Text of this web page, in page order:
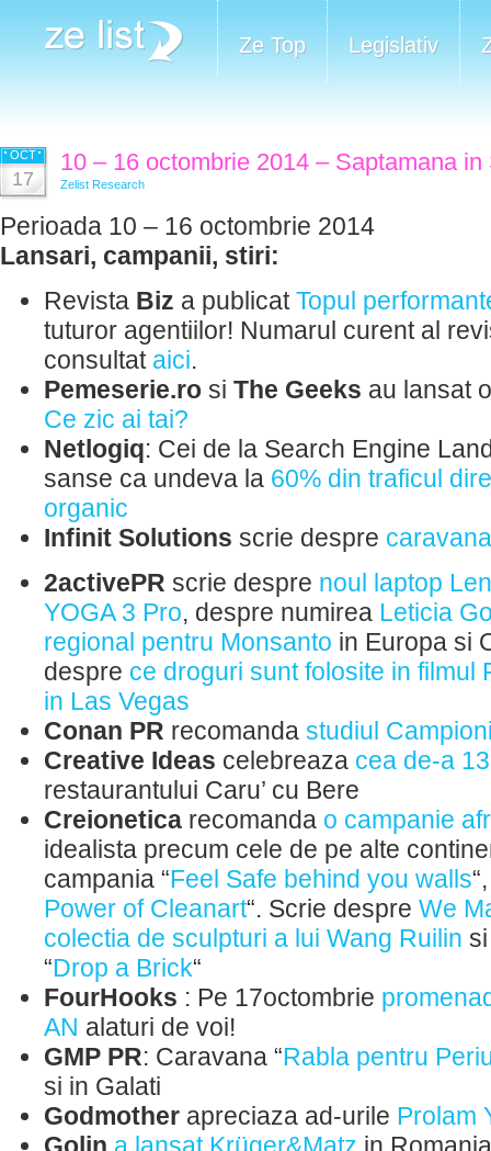
Ze Top Legislativ
OCT
17
10 – 16 octombrie 2014 – Saptamana
Zelist Research
Perioada 10 – 16 octombrie 2014
Lansari, campanii, stiri:
Revista Biz a publicatTopul
tuturor agentiilor! Numarul curent al
consultat aici.
Pemeserie.ro si The Geeks au lansat
Ce zic ai tai?
Netlogiq: Cei de la Search Engine
sanse ca undeva la 60% din traficul
organic
Infinit Solutions scrie despre
2activePR scrie despre noul laptop
YOGA 3 Pro, despre numirea Leticia
regional pentru Monsanto in Europa si
despre ce droguri sunt folosite in filmul
in Las Vegas
Conan PR recomanda studiul
Creative Ideas celebreaza cea de-a
restaurantului Caru’ cu Bere
Creionetica recomanda o campanie
idealista precum cele de pe alte
campania “Feel Safe behind you walls
Power of Cleanart“. Scrie despre We
colectia de sculpturi a lui Wang Ruilin
“Drop a Brick“
FourHooks : Pe 17octombrie
AN alaturi de voi!
GMP PR: Caravana “Rabla pentru
si in Galati
Godmother apreciaza ad-urile Prolam